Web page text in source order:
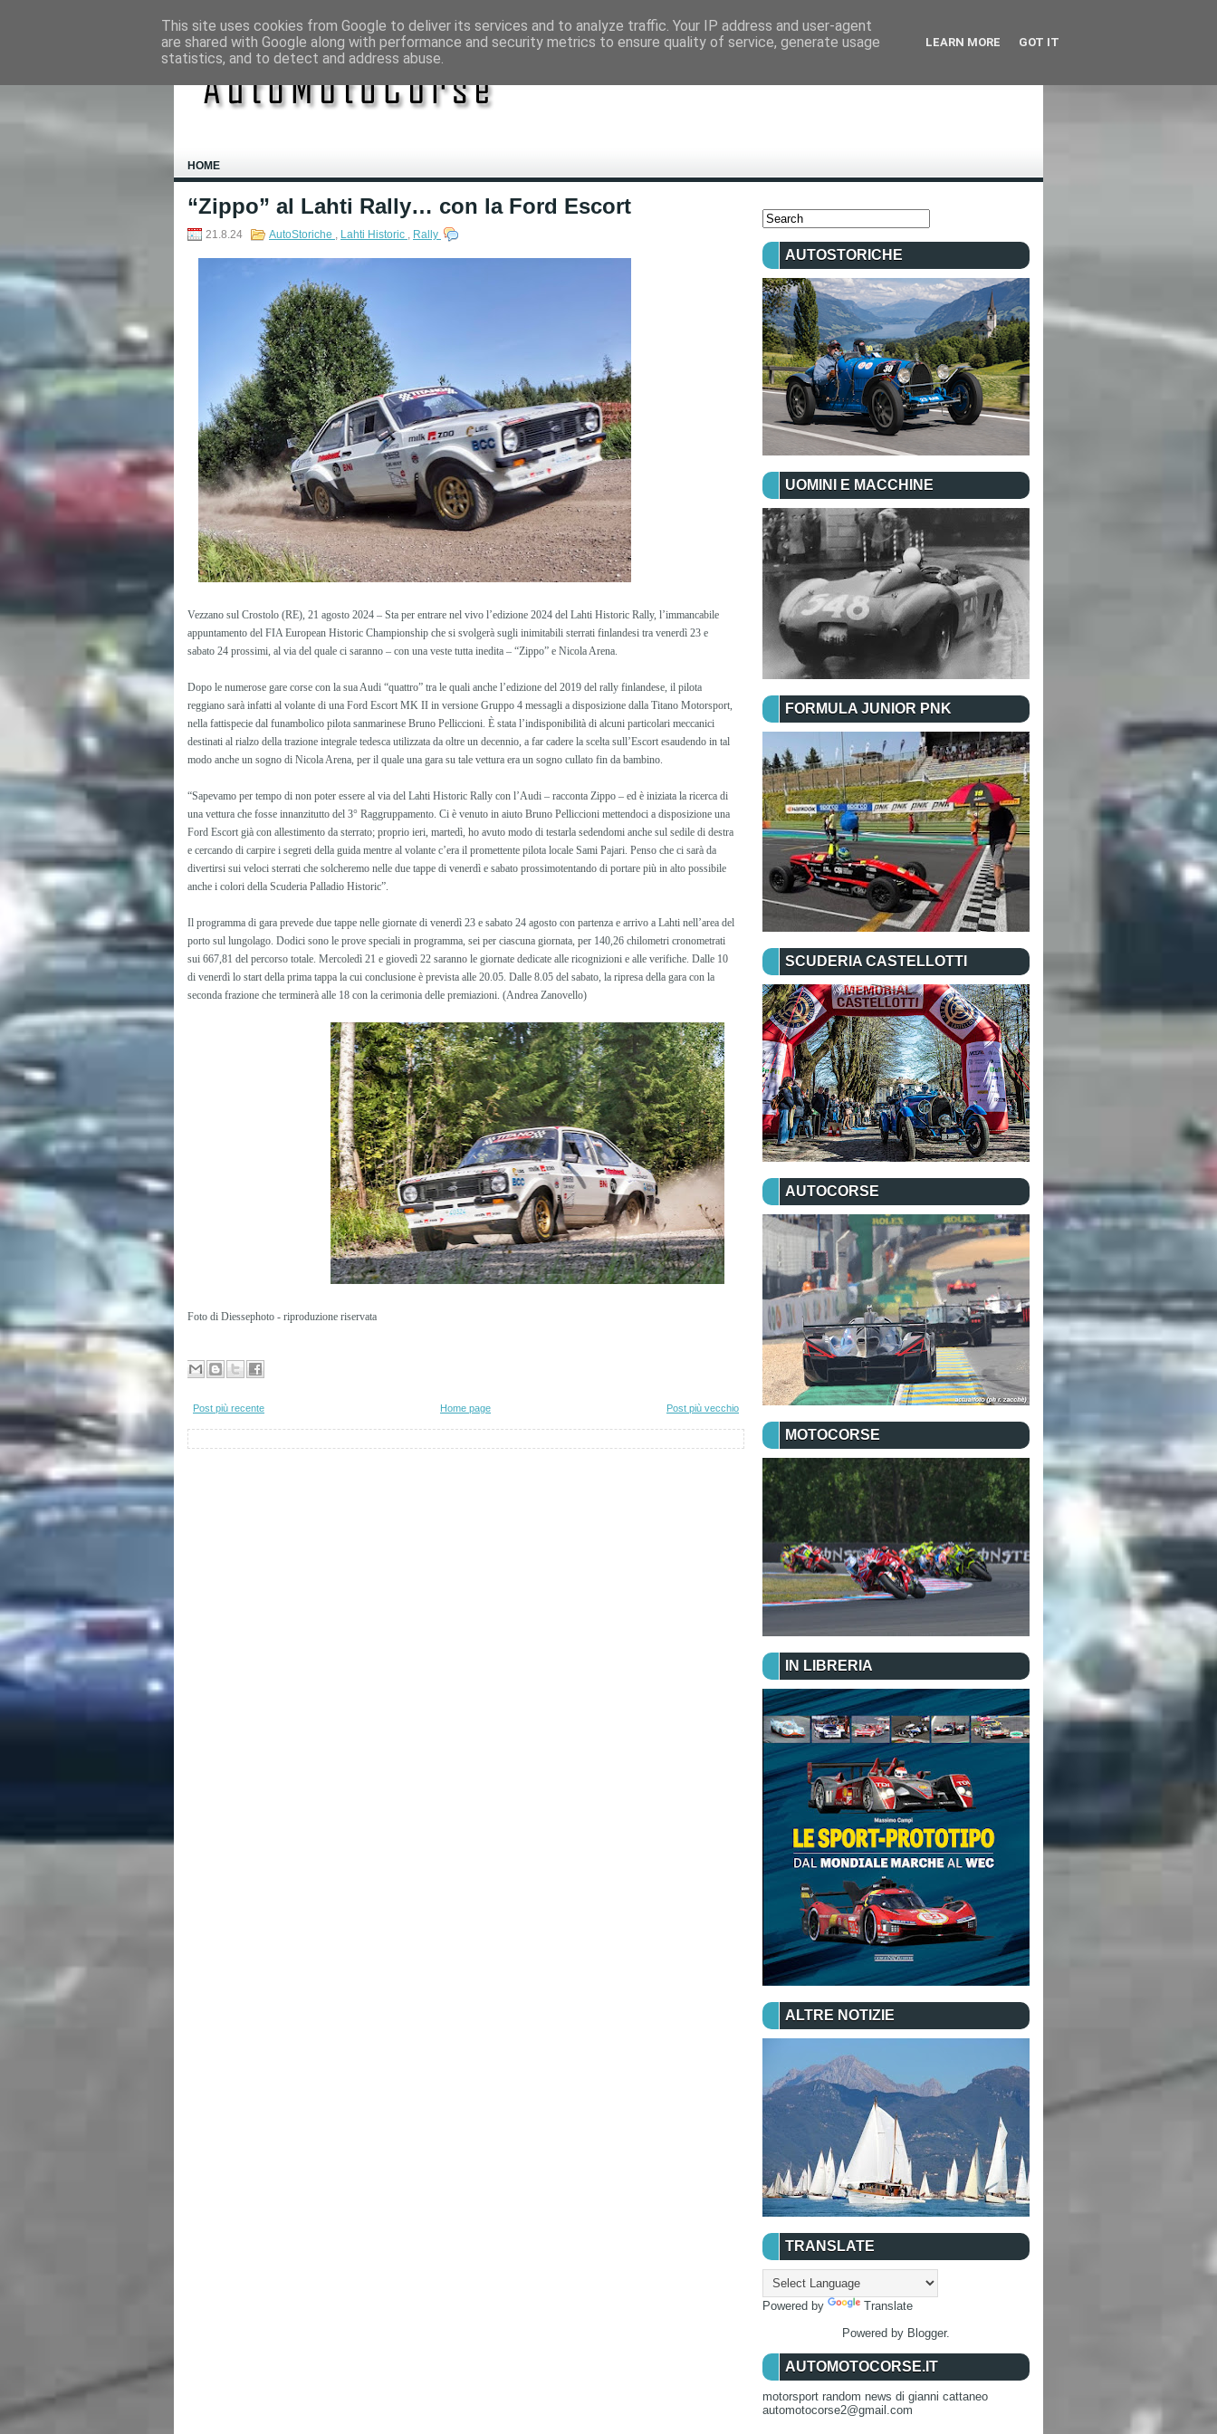
HOME
“Zippo” al Lahti Rally… con la Ford Escort
21.8.24 AutoStoriche , Lahti Historic , Rally
Vezzano sul Crostolo (RE), 21 agosto 2024 – Sta per entrare nel vivo l’edizione 2024 del Lahti Historic Rally, l’immancabile
appuntamento del FIA European Historic Championship che si svolgerà sugli inimitabili sterrati finlandesi tra venerdì 23 e
sabato 24 prossimi, al via del quale ci saranno – con una veste tutta inedita – “Zippo” e Nicola Arena.
Dopo le numerose gare corse con la sua Audi “quattro” tra le quali anche l’edizione del 2019 del rally finlandese, il pilota
reggiano sarà infatti al volante di una Ford Escort MK II in versione Gruppo 4 messagli a disposizione dalla Titano Motorsport,
nella fattispecie dal funambolico pilota sanmarinese Bruno Pelliccioni. È stata l’indisponibilità di alcuni particolari meccanici
destinati al rialzo della trazione integrale tedesca utilizzata da oltre un decennio, a far cadere la scelta sull’Escort esaudendo in tal
modo anche un sogno di Nicola Arena, per il quale una gara su tale vettura era un sogno cullato fin da bambino.
“Sapevamo per tempo di non poter essere al via del Lahti Historic Rally con l’Audi – racconta Zippo – ed è iniziata la ricerca di
una vettura che fosse innanzitutto del 3° Raggruppamento. Ci è venuto in aiuto Bruno Pelliccioni mettendoci a disposizione una
Ford Escort già con allestimento da sterrato; proprio ieri, martedì, ho avuto modo di testarla sedendomi anche sul sedile di destra
e cercando di carpire i segreti della guida mentre al volante c’era il promettente pilota locale Sami Pajari. Penso che ci sarà da
divertirsi sui veloci sterrati che solcheremo nelle due tappe di venerdì e sabato prossimotentando di portare più in alto possibile
anche i colori della Scuderia Palladio Historic”.
Il programma di gara prevede due tappe nelle giornate di venerdì 23 e sabato 24 agosto con partenza e arrivo a Lahti nell’area del
porto sul lungolago. Dodici sono le prove speciali in programma, sei per ciascuna giornata, per 140,26 chilometri cronometrati
sui 667,81 del percorso totale. Mercoledì 21 e giovedì 22 saranno le giornate dedicate alle ricognizioni e alle verifiche. Dalle 10
di venerdì lo start della prima tappa la cui conclusione è prevista alle 20.05. Dalle 8.05 del sabato, la ripresa della gara con la
seconda frazione che terminerà alle 18 con la cerimonia delle premiazioni. (Andrea Zanovello)
Foto di Diessephoto - riproduzione riservata
Post più recente Post più vecchio
Home page
AUTOSTORICHE
UOMINI E MACCHINE
FORMULA JUNIOR PNK
SCUDERIA CASTELLOTTI
AUTOCORSE
MOTOCORSE
IN LIBRERIA
ALTRE NOTIZIE
TRANSLATE
Powered by
Translate
Powered by Blogger.
AUTOMOTOCORSE.IT
motorsport random news di gianni cattaneo
automotocorse2@gmail.com
This site uses cookies from Google to deliver its services and to analyze traffic. Your IP address and user-agent
are shared with Google along with performance and security metrics to ensure quality of service, generate usage
statistics, and to detect and address abuse.
LEARN MORE GOT IT